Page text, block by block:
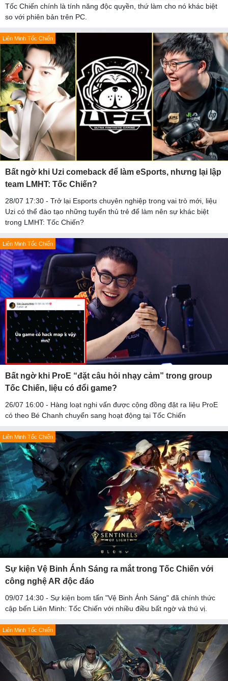
Tốc Chiến chính là tính năng độc quyền, thứ làm cho nó khác biệt
so với phiên bản trên PC.
Liên Minh Tốc Chiến
Bất ngờ khi Uzi comeback để làm eSports, nhưng lại lập
team LMHT: Tốc Chiến?
28/07 17:30 - Trở lại Esports chuyên nghiệp trong vai trò mới, liệu
Uzi có thể đào tạo những tuyển thủ trẻ để làm nên sự khác biệt
trong LMHT: Tốc Chiến?
Liên Minh Tốc Chiến
Bất ngờ khi ProE “đặt câu hỏi nhạy cảm” trong group
Tốc Chiến, liệu có đổi game?
26/07 16:00 - Hàng loạt nghi vấn được cộng đồng đặt ra liệu ProE
có theo Bé Chanh chuyển sang hoạt động tại Tốc Chiến
Liên Minh Tốc Chiến
Sự kiện Vệ Binh Ánh Sáng ra mắt trong Tốc Chiến với
công nghệ AR độc đáo
09/07 14:30 - Sự kiện bom tấn "Vệ Binh Ánh Sáng" đã chính thức
cập bến Liên Minh: Tốc Chiến với nhiều điều bất ngờ và thú vị.
Liên Minh Tốc Chiến